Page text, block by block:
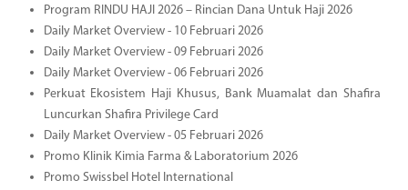
Program RINDU HAJI 2026 – Rincian Dana Untuk Haji 2026
Daily Market Overview - 10 Februari 2026
Daily Market Overview - 09 Februari 2026
Daily Market Overview - 06 Februari 2026
Perkuat Ekosistem Haji Khusus, Bank Muamalat dan Shafira
Luncurkan Shafira Privilege Card
Daily Market Overview - 05 Februari 2026
Promo Klinik Kimia Farma & Laboratorium 2026
Promo Swissbel Hotel International